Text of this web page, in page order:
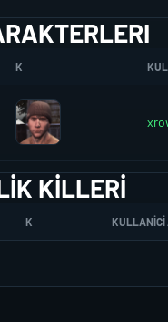
K
KILLERI
K KULLANICI